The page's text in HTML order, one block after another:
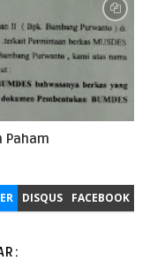
Paham
DISQUS FACEBOOK